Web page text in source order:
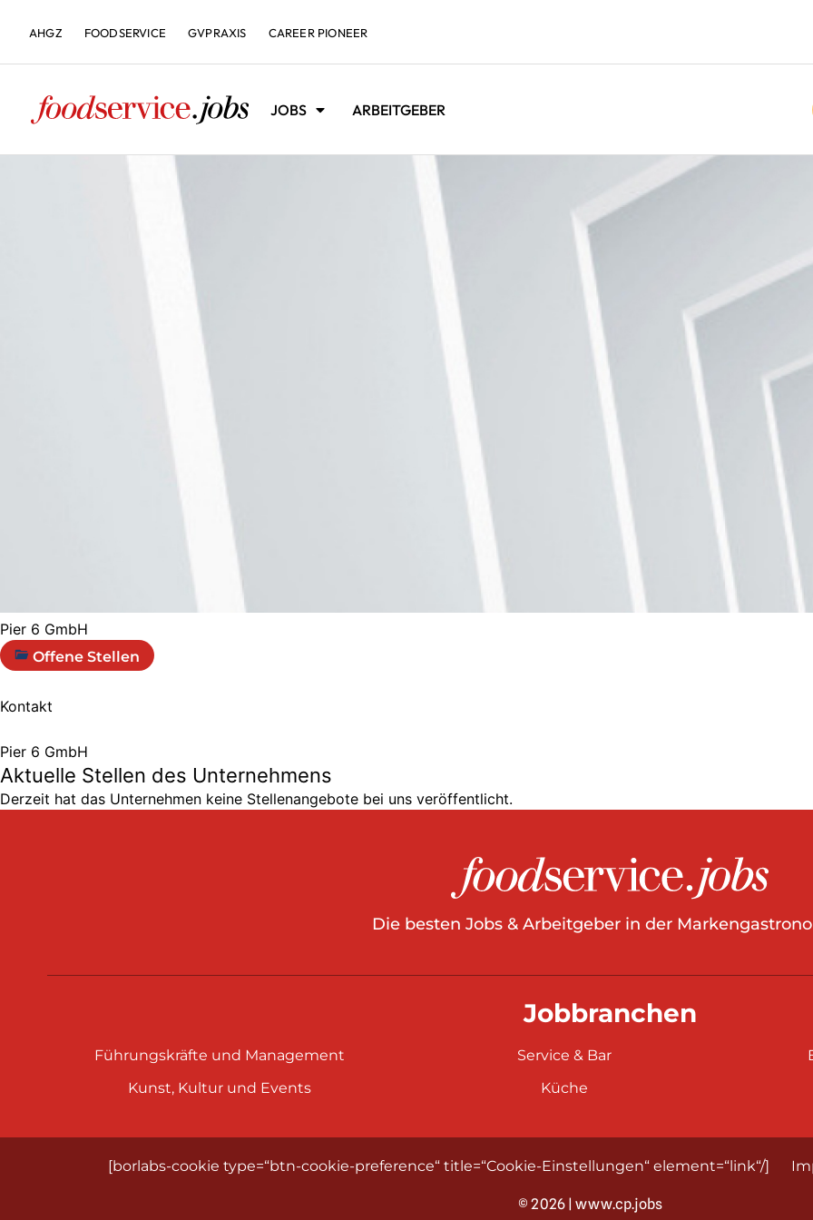
AHGZ FOODSERVICE GVPRAXIS CAREER PIONEER
JOBS ARBEITGEBER
Pier 6 GmbH
Offene Stellen
Kontakt
Pier 6 GmbH
Aktuelle Stellen des Unternehmens
Derzeit hat das Unternehmen keine Stellenangebote bei uns veröffentlicht.
Die besten Jobs & Arbeitgeber in der
Jobbranchen
Führungskräfte und Management
Kunst, Kultur und Events
Service & Bar
Küche
[borlabs-cookie type=“btn-cookie-preference“ title=“Cookie-Einstellungen“ element=“link“/]
© 2026 | www.cp.jobs